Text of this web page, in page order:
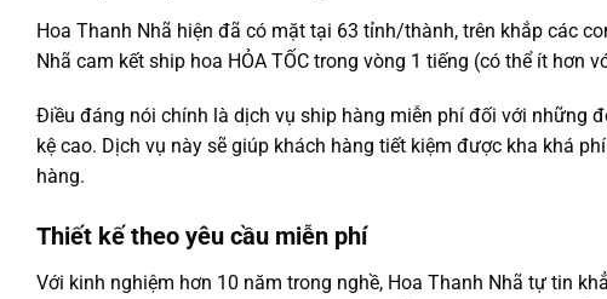
Hoa Thanh Nhã hiện đã có mặt tại 63 tỉnh/thành, trên khắp các
Nhã cam kết ship hoa HỎA TỐC trong vòng 1 tiếng (có thể ít
Điều đáng nói chính là dịch vụ ship hàng miễn phí đối với những
kệ cao. Dịch vụ này sẽ giúp khách hàng tiết kiệm được kha khá
hàng.
Thiết kế theo yêu cầu miễn phí
Với kinh nghiệm hơn 10 năm trong nghề, Hoa Thanh Nhã tự tin